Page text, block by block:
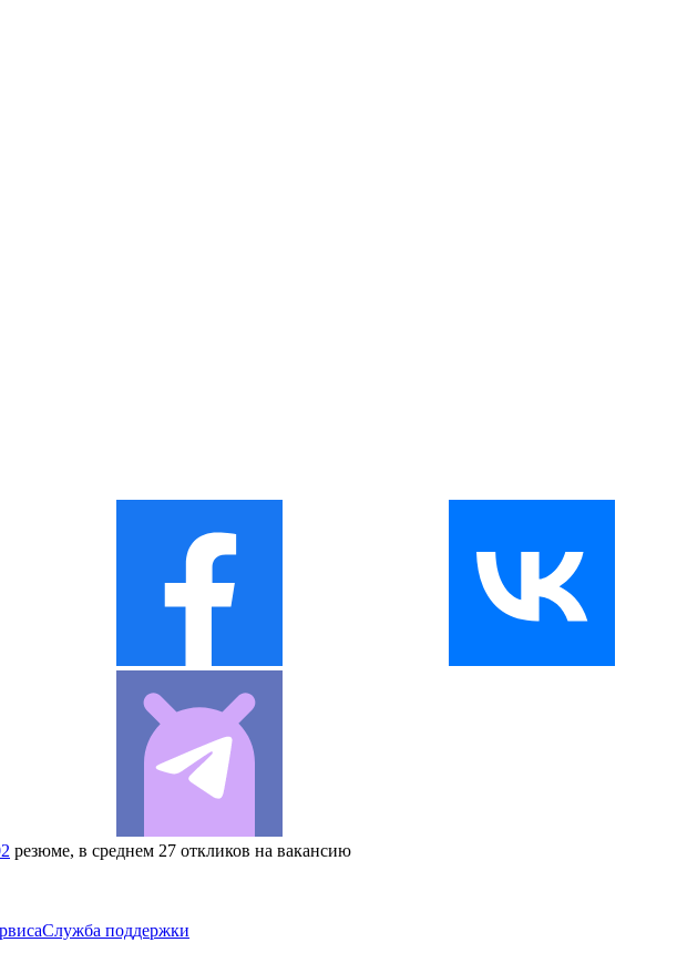
резюме, в среднем 27 откликов на вакансию
Служба поддержки